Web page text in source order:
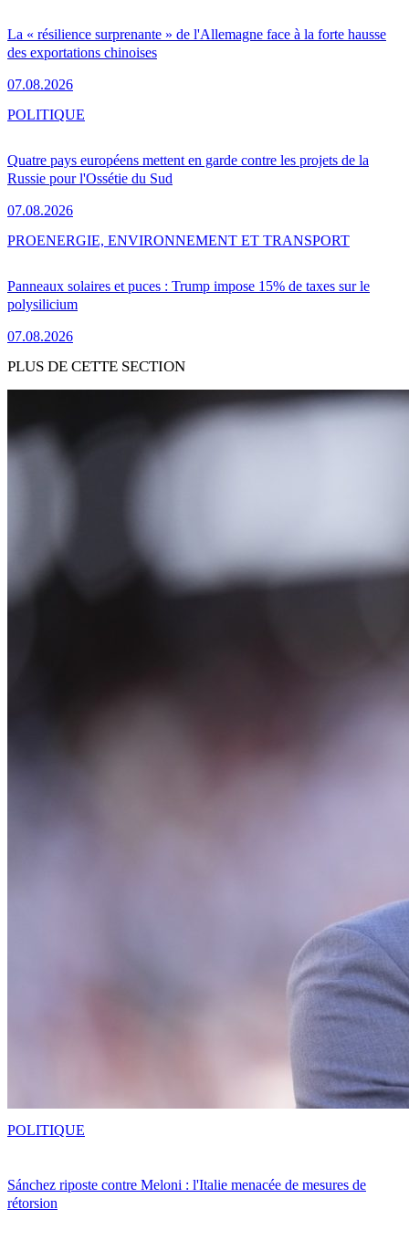
La « résilience surprenante » de l'Allemagne face à la forte hausse
des exportations chinoises
07.08.2026
Quatre pays européens mettent en garde contre les projets de la
Russie pour l'Ossétie du Sud
07.08.2026
POLITIQUE
Panneaux solaires et puces : Trump impose 15% de taxes sur le
polysilicium
07.08.2026
PROENERGIE, ENVIRONNEMENT ET TRANSPORT
PLUS DE CETTE SECTION
Sánchez riposte contre Meloni : l'Italie menacée de mesures de
rétorsion
POLITIQUE